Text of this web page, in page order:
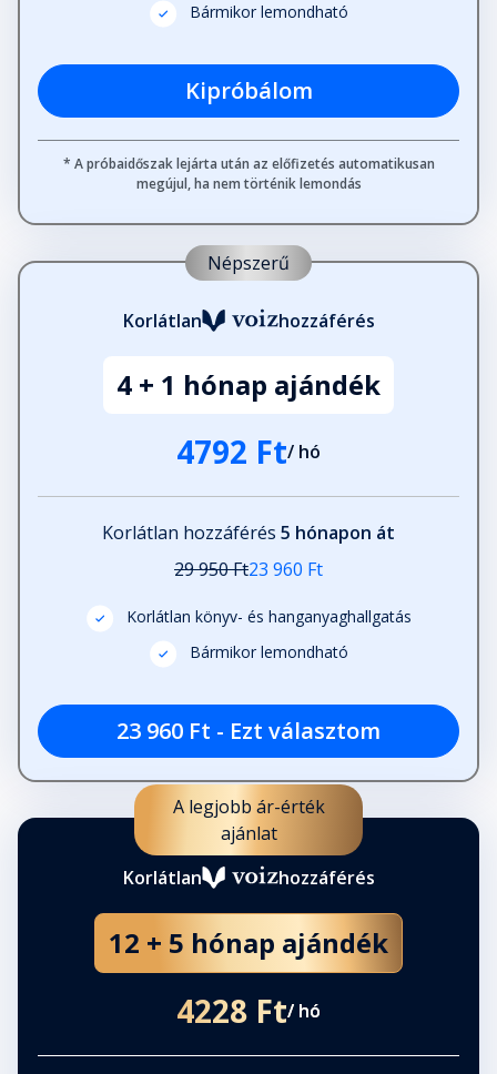
Bármikor lemondható
Kipróbálom
* A próbaidőszak lejárta után az előfizetés automatikusan
megújul, ha nem történik lemondás
Népszerű
Korlátlan hozzáférés
4 + 1 hónap ajándék
4792 Ft/ hó
Korlátlan hozzáférés 5 hónapon át
29 950 Ft23 960 Ft
Korlátlan könyv- és hanganyaghallgatás
Bármikor lemondható
23 960 Ft - Ezt választom
A legjobb ár-érték
ajánlat
Korlátlan
hozzáférés
12 + 5 hónap ajándék
4228 Ft/ hó